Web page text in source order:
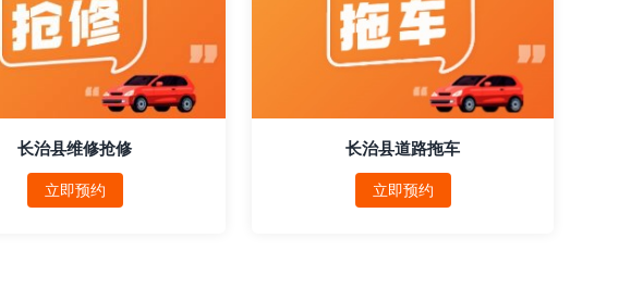
长治县维修抢修
立即预约
长治县道路拖车
立即预约